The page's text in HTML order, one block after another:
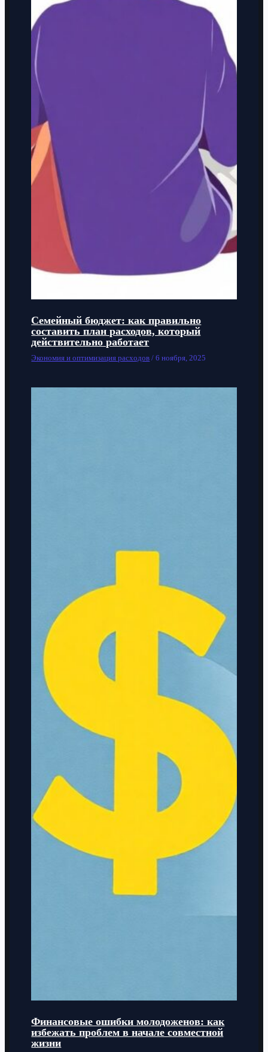
Семейный бюджет: как правильно
составить план расходов, который
действительно работает
Экономия и оптимизация расходов /6 ноября, 2025
Финансовые ошибки молодоженов: как
избежать проблем в начале совместной
жизни